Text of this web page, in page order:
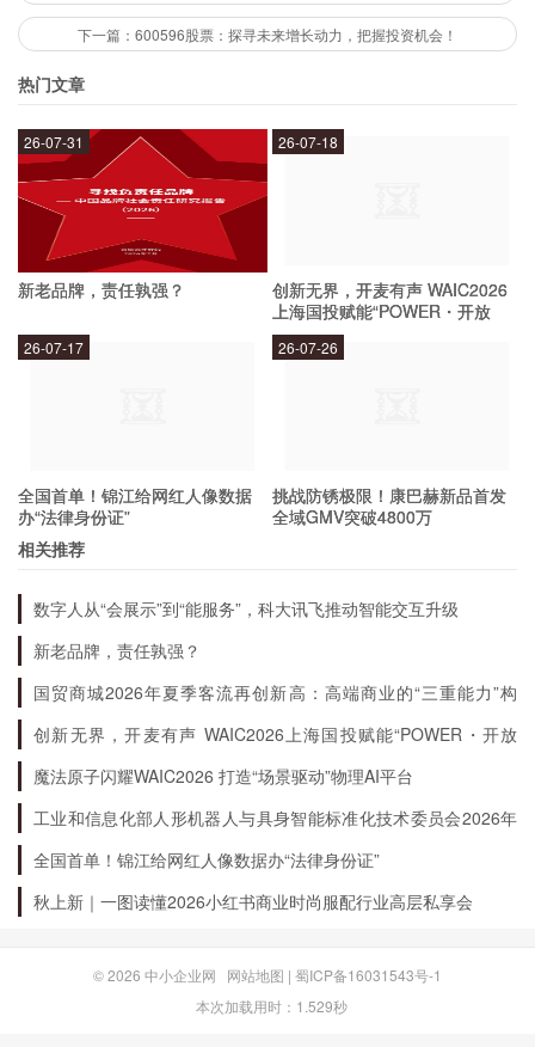
括公司的财务状况、行业发展趋势、公司的竞争优
势等。具体而言，可以关注公司的营业收入、净利
润、毛利率等财务指标，同时也需要关注公司的市
场竞争地位、技术优势、品牌价值等方面。
怎样把握投资机会？
把握投资机会需要具备一定的市场分析能力和投资
策略。可以通过关注公司的财务报告、行业新闻和
制措施。
总结
600596股票是一家具有较高稳定性和技术优势的
化工企业，在未来的发展中有望获得更多的业务机
会。投资者可以根据自身的风险承受能力和投资需
求，合理评估该股票的投资价值，把握投资机会。
但同时也需要注意市场风险和投资风险，并制定合
理的投资策略和风险控制措施。
下一篇：600596股票：探寻未来增长动力，把握投资机会！
热门文章
新老品牌，责任孰强？
26-07-31
创新无界，开麦有声 WAIC2026
上海国投赋能“POWER・开放
麦”专场成功举办
26-07-18
全国首单！锦江给网红人像数据
办“法律身份证”
26-07-17
挑战防锈极限！康巴赫新品首发
全域GMV突破4800万
26-07-26
相关推荐
数字人从“会展示”到“能服务”，科大讯飞推动智能交互升级
新老品牌，责任孰强？
国贸商城2026年夏季客流再创新高：高端商业的“三重能力”构
创新无界，开麦有声 WAIC2026上海国投赋能“POWER・开放
麦”专场成功举办
魔法原子闪耀WAIC2026 打造“场景驱动”物理AI平台
工业和信息化部人形机器人与具身智能标准化技术委员会2026年
度全体会议暨“标准周”活动在浙江绍兴召开
全国首单！锦江给网红人像数据办“法律身份证”
秋上新｜一图读懂2026小红书商业时尚服配行业高层私享会
© 2026 中小企业网 网站地图 | 蜀ICP备16031543号-1
本次加载用时：1.529秒